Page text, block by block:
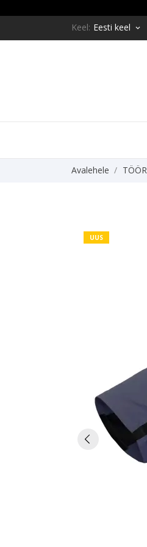
Keel: Eesti keel keyboard_arrow_down
Avalehele
UUS